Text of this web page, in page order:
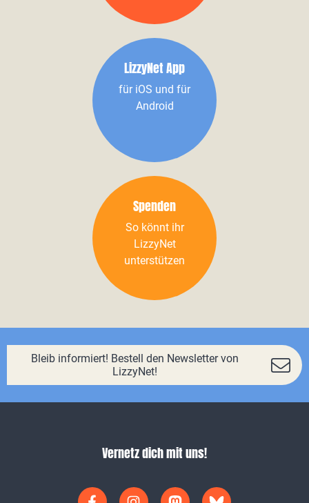
LizzyNet App
für iOS und für
Android
Spenden
So könnt ihr
LizzyNet
unterstützen
Bleib informiert! Bestell den Newsletter von
LizzyNet!
Vernetz dich mit uns!